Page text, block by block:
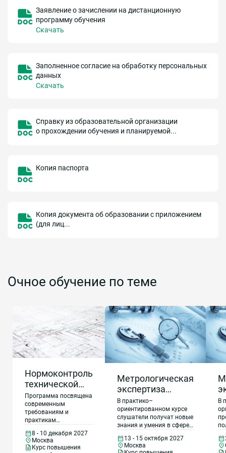
Заявление о зачислении на дистанционную
программу обучения
Скачать
Заполненное согласие на обработку персональных
данных
Скачать
Справку из образовательной организации
о прохождении обучения и планируемой...
Копия паспорта
Копия документа об образовании с приложением
(для лиц...
Очное обучение по теме
Нормоконтроль
технической
документации:
современные
требования
Программа посвящена
современным
требованиям и
практикам
технической
документации изделий
8 - 10 декабря 2027
Москва
Курс повышения
Метрологическая
экспертиза
технической
документации в
2027 году
В практико–
ориентированном курсе
слушатели получат новые
знания и умения в сфере
экспертизы технической
документации по
13 - 15 октября 2027
Москва
В